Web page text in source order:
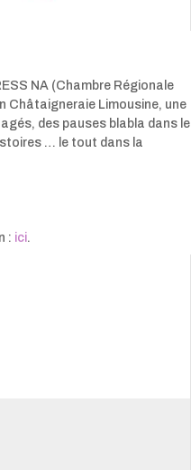
NA (Chambre Régionale
Châtaigneraie Limousine, une
des pauses blabla dans le
… le tout dans la
: ici.